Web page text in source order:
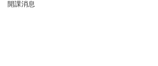
開課消息